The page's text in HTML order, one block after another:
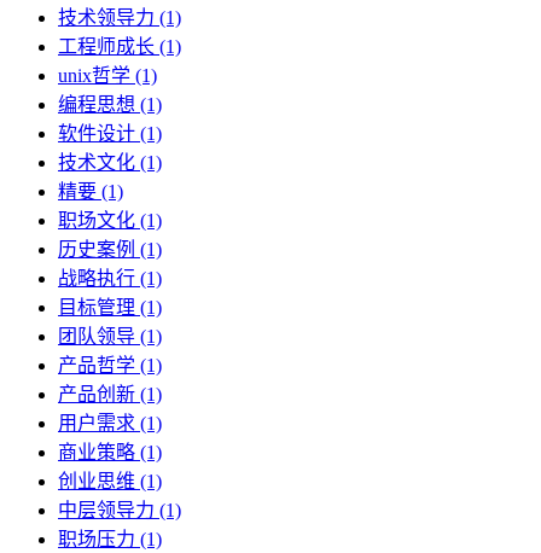
技术领导力 (1)
工程师成长 (1)
unix哲学 (1)
编程思想 (1)
软件设计 (1)
技术文化 (1)
精要 (1)
职场文化 (1)
历史案例 (1)
战略执行 (1)
目标管理 (1)
团队领导 (1)
产品哲学 (1)
产品创新 (1)
用户需求 (1)
商业策略 (1)
创业思维 (1)
中层领导力 (1)
职场压力 (1)